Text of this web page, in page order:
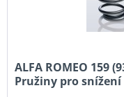
ALFA ROMEO 159
Pružiny pro snížení